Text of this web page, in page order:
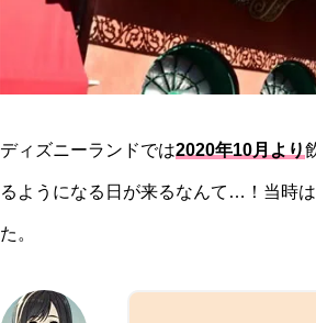
ディズニーランドでは2020年10月より
るようになる日が来るなんて…！当時
た。